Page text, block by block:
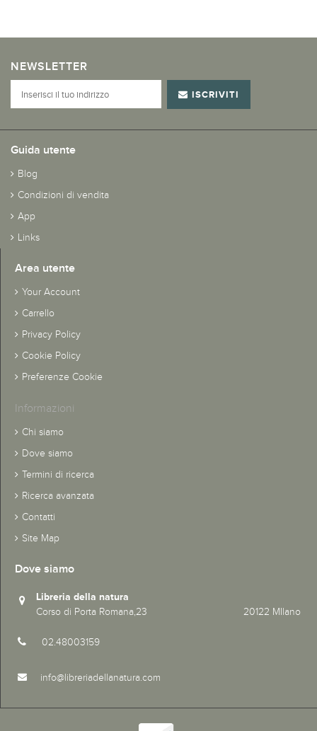
NEWSLETTER
ISCRIVITI
Guida utente
Blog
Condizioni di vendita
App
Links
Area utente
Your Account
Carrello
Privacy Policy
Cookie Policy
Preferenze Cookie
Informazioni
Chi siamo
Dove siamo
Termini di ricerca
Ricerca avanzata
Contatti
Site Map
Dove siamo
Libreria della natura
Corso di Porta Romana,23 20122 MIlano
02.48003159
info@libreriadellanatura.com